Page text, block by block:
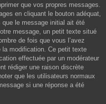
que vos propres messages.
en cliquant le bouton adéquat,
le message initial ait été
message, un petit texte situé
de fois que vous l’avez
la modification. Ce petit texte
effectuée par un modérateur
rédiger une raison discrète
que les utilisateurs normaux
si une réponse a été